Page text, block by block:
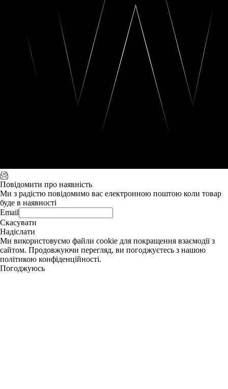
Повідомити про наявність
Ми з радістю повідомимо вас електронною поштою коли товар
буде в наявності
Email
Скасувати
Надіслати
Ми використовуємо файли cookie для покращення взаємодії з
сайтом. Продовжуючи перегляд, ви погоджуєтесь з нашою
політикою конфіденційності.
Погоджуюсь